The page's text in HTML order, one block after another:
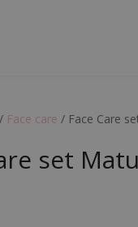
/ Face care / Face Care
set